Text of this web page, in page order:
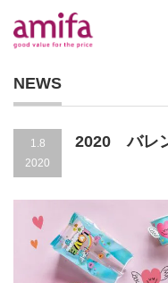
NEWS
1.8
2020
2020 バレ